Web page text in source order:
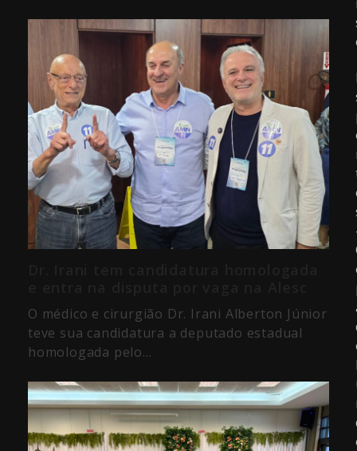
O médico e cirurgião Dr. Irani Alberton Júnior
teve sua candidatura a deputado estadual
homologada pelo…